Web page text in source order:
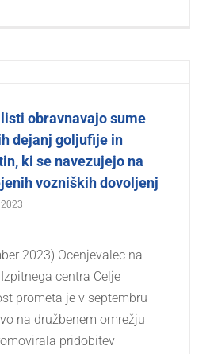
obravnavajo sume
dejanj goljufije in
ki se navezujejo na
vozniških dovoljenj
2023) Ocenjevalec na
centra Celje
prometa je v septembru
na družbenem omrežju
pridobitev